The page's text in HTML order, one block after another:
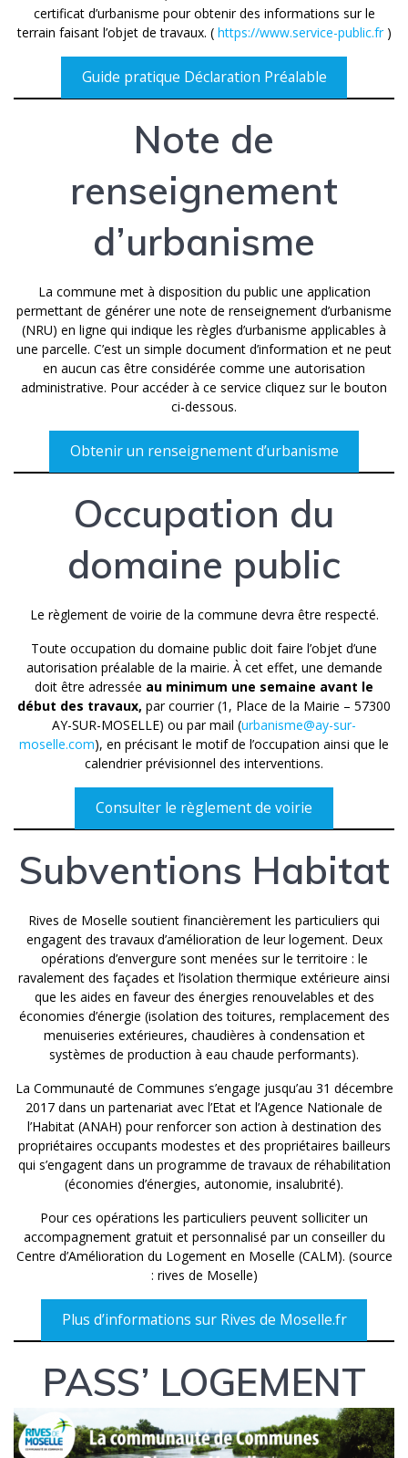
certificat d’urbanisme pour obtenir des informations sur le
terrain faisant l’objet de travaux. ( https://www.service-public.fr)
Guide pratique Déclaration Préalable
Note de
renseignement
d’urbanisme
La commune met à disposition du public une application
permettant de générer une note de renseignement d’urbanisme
(NRU) en ligne qui indique les règles d’urbanisme applicables à
une parcelle. C’est un simple document d’information et ne peut
en aucun cas être considérée comme une autorisation
administrative. Pour accéder à ce service cliquez sur le bouton
ci-dessous.
Obtenir un renseignement d’urbanisme
Occupation du
domaine public
Le règlement de voirie de la commune devra être respecté.
Toute occupation du domaine public doit faire l’objet d’une
autorisation préalable de la mairie. À cet effet, une demande
doit être adressée au minimum une semaine avant le
début des travaux, par courrier (1, Place de la Mairie – 57300
AY-SUR-MOSELLE) ou par mail (urbanisme@ay-sur-
moselle.com), en précisant le motif de l’occupation ainsi que le
calendrier prévisionnel des interventions.
Consulter le règlement de voirie
Subventions Habitat
Rives de Moselle soutient financièrement les particuliers qui
engagent des travaux d’amélioration de leur logement. Deux
opérations d’envergure sont menées sur le territoire : le
ravalement des façades et l’isolation thermique extérieure ainsi
que les aides en faveur des énergies renouvelables et des
économies d’énergie (isolation des toitures, remplacement des
menuiseries extérieures, chaudières à condensation et
systèmes de production à eau chaude performants).
La Communauté de Communes s’engage jusqu’au 31 décembre
2017 dans un partenariat avec l’Etat et l’Agence Nationale de
l’Habitat (ANAH) pour renforcer son action à destination des
propriétaires occupants modestes et des propriétaires bailleurs
qui s’engagent dans un programme de travaux de réhabilitation
(économies d’énergies, autonomie, insalubrité).
Pour ces opérations les particuliers peuvent solliciter un
accompagnement gratuit et personnalisé par un conseiller du
Centre d’Amélioration du Logement en Moselle (CALM). (source
: rives de Moselle)
Plus d’informations sur Rives de Moselle.fr
PASS’ LOGEMENT